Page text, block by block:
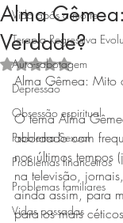
Vida após a morte
Terapia Regressiva
Auto-sabotagem
Depressão
Obsessão espiritual
Problema Sexual
Problemas financeiros
Problemas familiares
Vidas passadas
Alma
Verdade?
Avaliado com
Alma Gêmea: Mito
O tema Alma
abordado com
nos últimos tempos
na televisão,
ainda assim, para
para os mais